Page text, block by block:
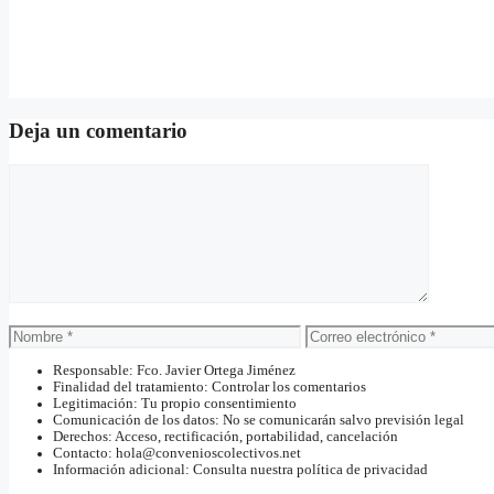
Deja un comentario
Nombre
Correo
electrónico
Responsable: Fco. Javier Ortega Jiménez
Finalidad del tratamiento: Controlar los comentarios
Legitimación: Tu propio consentimiento
Comunicación de los datos: No se comunicarán salvo previsión legal
Derechos: Acceso, rectificación, portabilidad, cancelación
Contacto: hola@convenioscolectivos.net
Información adicional: Consulta nuestra política de privacidad